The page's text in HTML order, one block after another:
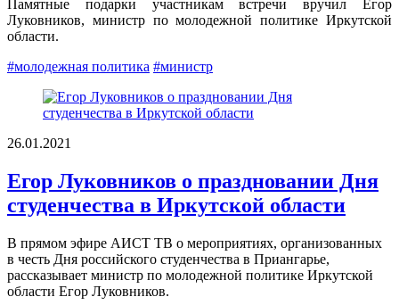
Памятные подарки участникам встречи вручил Егор
Луковников, министр по молодежной политике Иркутской
области.
#молодежная политика #министр
26.01.2021
Егор Луковников о праздновании Дня
студенчества в Иркутской области
В прямом эфире АИСТ ТВ о мероприятиях, организованных
в честь Дня российского студенчества в Приангарье,
рассказывает министр по молодежной политике Иркутской
области Егор Луковников.